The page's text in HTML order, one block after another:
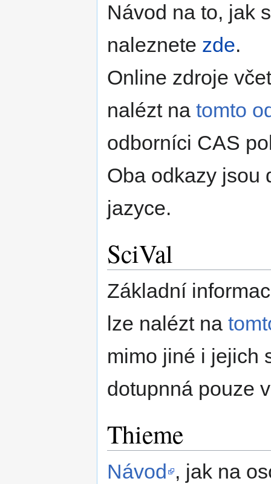
Návod na to, jak
naleznete zde.
Online zdroje
nalézt na tomto
odborníci CAS
Oba odkazy jsou
jazyce.
SciVal
Základní
lze nalézt na
mimo jiné i jejich
dotupnná pouze
Thieme
Návod , jak na